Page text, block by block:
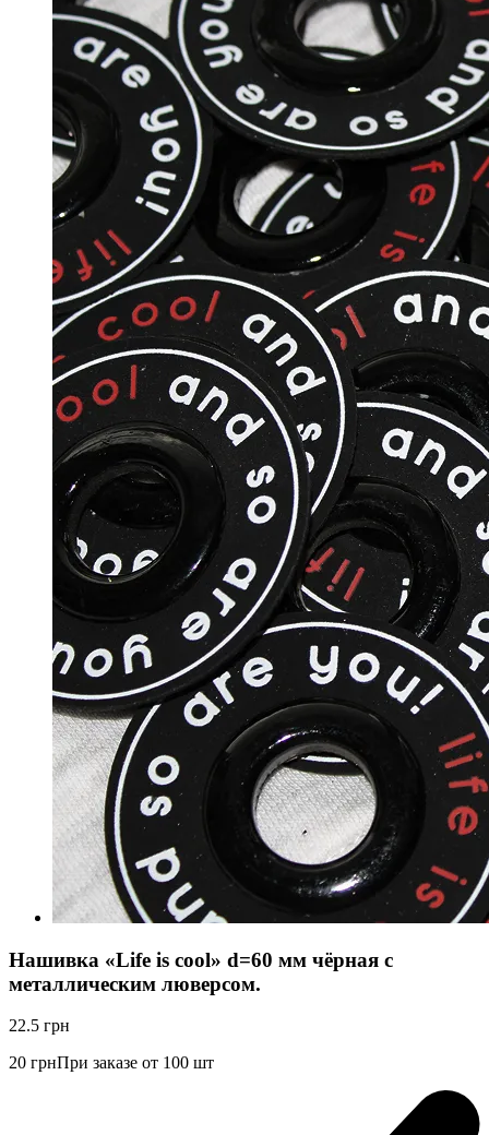
Нашивка «Life is cool» d=60 мм чёрная с
металлическим люверсом.
22.5 грн
20 грнПри заказе от 100 шт